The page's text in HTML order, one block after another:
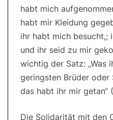
habt mich
habt mir Kleidung
ihr habt mich besucht,;
und ihr seid zu mir
wichtig der Satz: „Was
geringsten Brüder oder
das habt ihr mir getan“
Die Solidarität mit den